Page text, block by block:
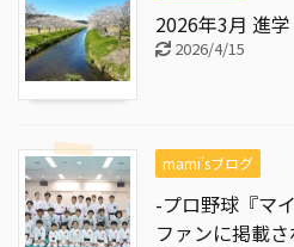
2026年3月 進
2026/4/15
mami'sブログ
-プロ野球『マ
ファンに掲載さ